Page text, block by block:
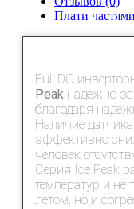
Плати частями
Full DC
Peak надежно
благодаря
Наличие
эффективно
человек
Серия Ice Peak
температур и не
летом, но и